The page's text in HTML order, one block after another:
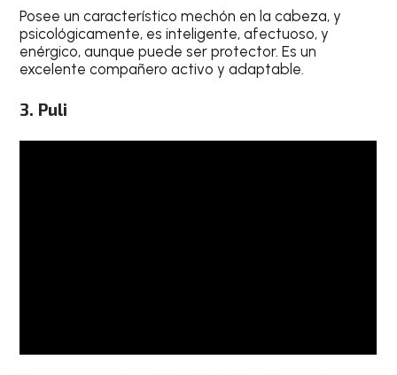
Posee un característico mechón en la cabeza, y
psicológicamente, es inteligente, afectuoso, y
enérgico, aunque puede ser protector. Es un
excelente compañero activo y adaptable.
3. Puli